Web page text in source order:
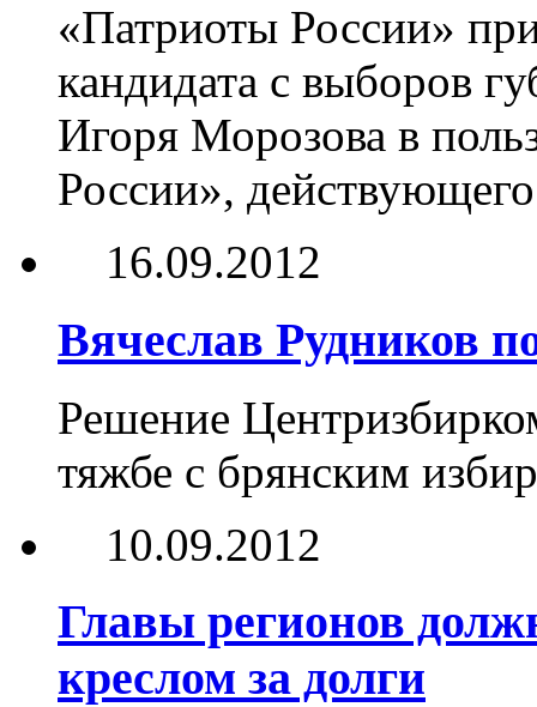
«Патриоты России»
кандидата с выборов
Игоря Морозова в
России»,
16.09.2012
Вячеслав Рудников
Решение
тяжбе с брянским
10.09.2012
Главы регионов
креслом за долги